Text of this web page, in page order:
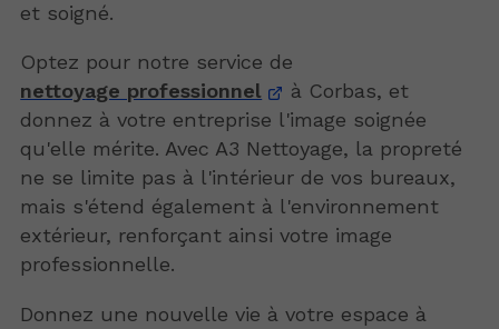
et soigné.
Optez pour notre service de
nettoyage professionnel
à Corbas, et
donnez à votre entreprise l'image soignée
qu'elle mérite. Avec A3 Nettoyage, la propreté
ne se limite pas à l'intérieur de vos bureaux,
mais s'étend également à l'environnement
extérieur, renforçant ainsi votre image
professionnelle.
Donnez une nouvelle vie à votre espace à